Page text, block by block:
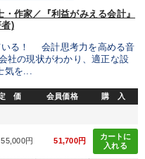
・作家／『利益がみえる会計』
者)
いる！ 会計思考力を高める音
の現状がわかり、適正な設
を...
価 会員価格 購 入
55,000円 51,700円
カートに
入れる